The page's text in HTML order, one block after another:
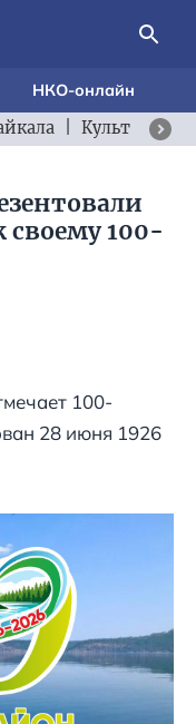
НКО-онлайн
Культурный
100-
100-
28 июня 1926